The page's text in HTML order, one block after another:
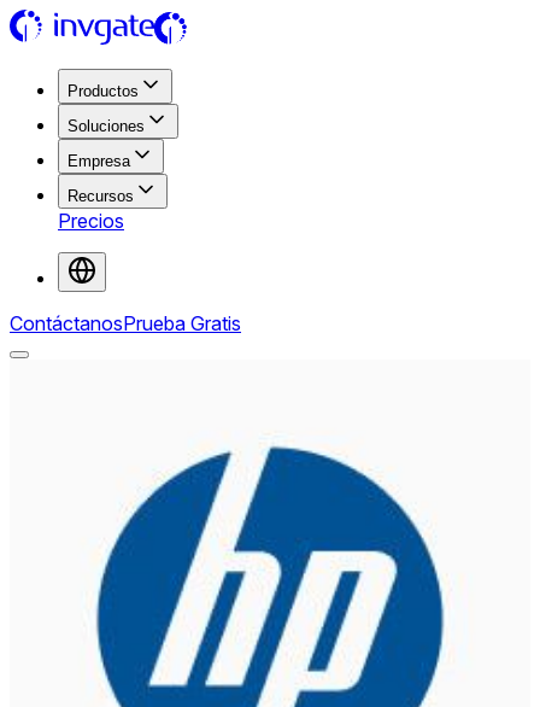
Productos
Soluciones
Empresa
Recursos
Precios
ContáctanosPrueba Gratis